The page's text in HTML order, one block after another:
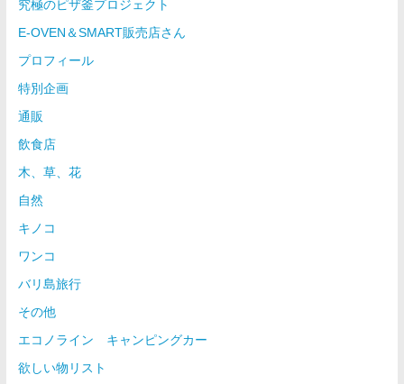
究極のピザ釜プロジェクト
E-OVEN＆SMART販売店さん
プロフィール
特別企画
通販
飲食店
木、草、花
自然
キノコ
ワンコ
バリ島旅行
その他
エコノライン キャンピングカー
欲しい物リスト